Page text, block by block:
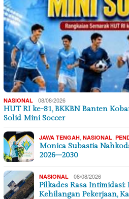
NASIONAL 08/08/2026
HUT RI ke-81, BKKBN Banten
Solid Mini Soccer
JAWA TENGAH NASIONAL
Monica Subastia
2026–2030
NASIONAL 08/08/2026
Pilkades Rasa Intimidasi:
Kehilangan Pekerjaan,